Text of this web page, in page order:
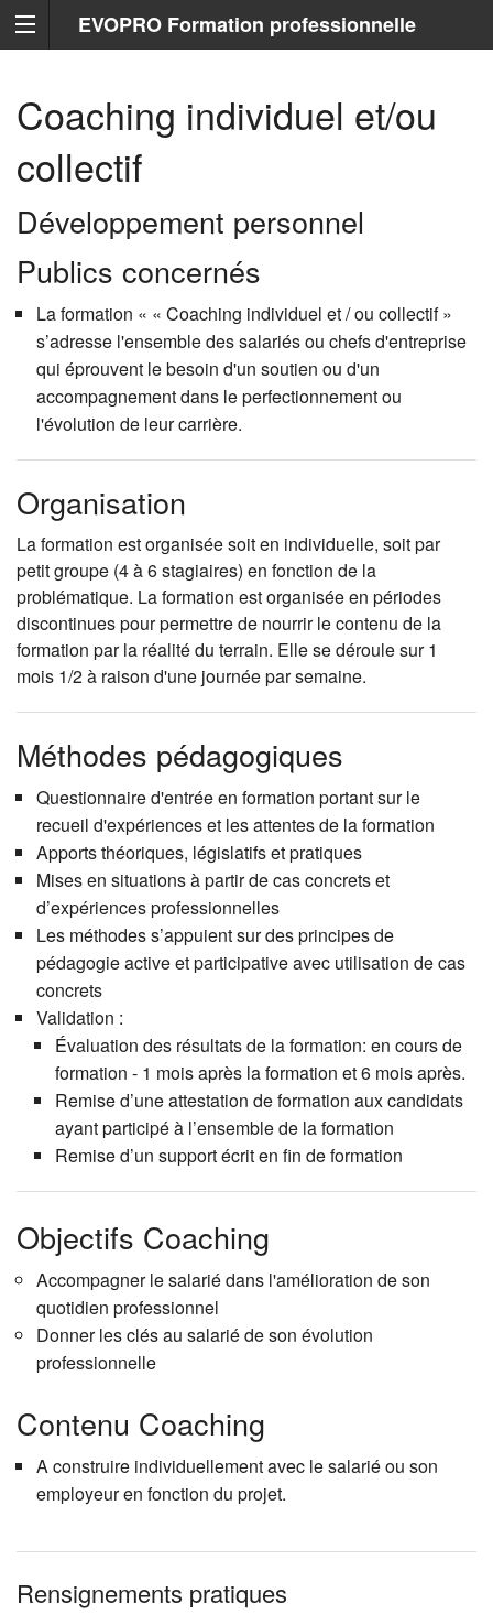
EVOPRO Formation professionnelle
Coaching individuel et/ou
collectif
Développement personnel
Publics concernés
La formation « « Coaching individuel et / ou collectif »
s’adresse l'ensemble des salariés ou chefs d'entreprise
qui éprouvent le besoin d'un soutien ou d'un
accompagnement dans le perfectionnement ou
l'évolution de leur carrière.
Organisation
La formation est organisée soit en individuelle, soit par
petit groupe (4 à 6 stagiaires) en fonction de la
problématique. La formation est organisée en périodes
discontinues pour permettre de nourrir le contenu de la
formation par la réalité du terrain. Elle se déroule sur 1
mois 1/2 à raison d'une journée par semaine.
Méthodes pédagogiques
Questionnaire d'entrée en formation portant sur le
recueil d'expériences et les attentes de la formation
Apports théoriques, législatifs et pratiques
Mises en situations à partir de cas concrets et
d’expériences professionnelles
Les méthodes s’appuient sur des principes de
pédagogie active et participative avec utilisation de cas
concrets
Validation :
Évaluation des résultats de la formation: en cours de
formation - 1 mois après la formation et 6 mois après.
Remise d’une attestation de formation aux candidats
ayant participé à l’ensemble de la formation
Remise d’un support écrit en fin de formation
Objectifs Coaching
Accompagner le salarié dans l'amélioration de son
quotidien professionnel
Donner les clés au salarié de son évolution
professionnelle
Contenu Coaching
A construire individuellement avec le salarié ou son
employeur en fonction du projet.
Rensignements pratiques